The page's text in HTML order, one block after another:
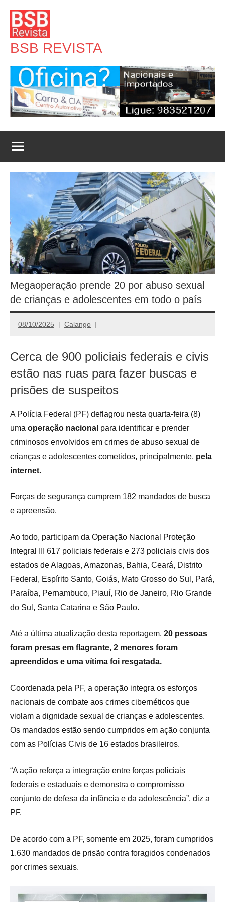
para
conteúdo
BSB REVISTA
Megaoperação prende 20 por abuso sexual
de crianças e adolescentes em todo o país
08/10/2025 Calango
Cerca de 900 policiais federais e civis
estão nas ruas para fazer buscas e
prisões de suspeitos
A Polícia Federal (PF) deflagrou nesta quarta-feira (8)
uma operação nacional para identificar e prender
criminosos envolvidos em crimes de abuso sexual de
crianças e adolescentes cometidos, principalmente, pela
internet.
Forças de segurança cumprem 182 mandados de busca
e apreensão.
Ao todo, participam da Operação Nacional Proteção
Integral III 617 policiais federais e 273 policiais civis dos
estados de Alagoas, Amazonas, Bahia, Ceará, Distrito
Federal, Espírito Santo, Goiás, Mato Grosso do Sul, Pará,
Paraíba, Pernambuco, Piauí, Rio de Janeiro, Rio Grande
do Sul, Santa Catarina e São Paulo.
Até a última atualização desta reportagem, 20 pessoas
foram presas em flagrante, 2 menores foram
apreendidos e uma vítima foi resgatada.
Coordenada pela PF, a operação integra os esforços
nacionais de combate aos crimes cibernéticos que
violam a dignidade sexual de crianças e adolescentes.
Os mandados estão sendo cumpridos em ação conjunta
com as Polícias Civis de 16 estados brasileiros.
“A ação reforça a integração entre forças policiais
federais e estaduais e demonstra o compromisso
conjunto de defesa da infância e da adolescência”, diz a
PF.
De acordo com a PF, somente em 2025, foram cumpridos
1.630 mandados de prisão contra foragidos condenados
por crimes sexuais.